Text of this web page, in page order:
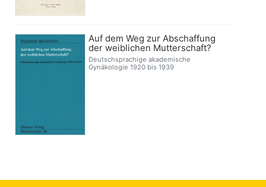
Auf dem Weg zur Abschaffung
der weiblichen Mutterschaft?
Deutschsprachige akademische
Gynäkologie 1920 bis 1939